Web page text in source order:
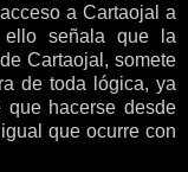
a Cartaojal a
ello señala que la
Cartaojal, somete
de toda lógica, ya
hacerse desde
que ocurre con